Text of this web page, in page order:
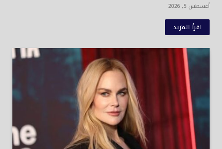
أغسطس 5, 2026
اقرأ المزيد